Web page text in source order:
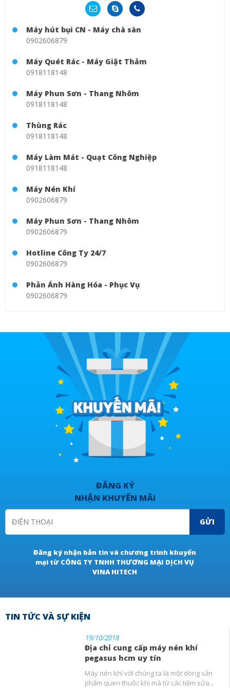
Máy hút bụi CN - Máy chà sàn
0902606879
Máy Quét Rác - Máy Giặt Thảm
0918118148
Máy Phun Sơn - Thang Nhôm
0918118148
Thùng Rác
0918118148
Máy Làm Mát - Quạt Công Nghiệp
0918118148
Máy Nén Khí
0902606879
Máy Phun Sơn - Thang Nhôm
0902606879
Hotline Công Ty 24/7
0902606879
Phản Ánh Hàng Hóa - Phục Vụ
0902606879
ĐĂNG KÝ
NHẬN KHUYẾN MÃI
GỬI
Đăng ký nhận bản tin và chương trình khuyến
mại từ CÔNG TY TNHH THƯƠNG MẠI DỊCH VỤ
VINA HITECH
TIN TỨC VÀ SỰ KIỆN
19/10/2018
Địa chỉ cung cấp máy nén khí
pegasus hcm uy tín
Máy nén khí với chúng ta là một dòng sản
phẩm quen thuộc khi mà từ các tiệm sửa...